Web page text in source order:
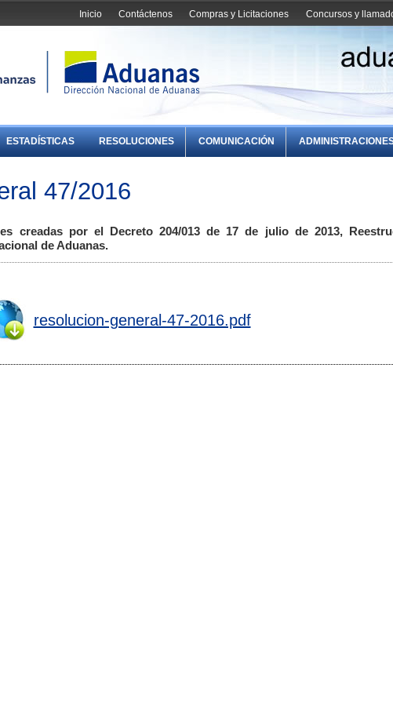
Concursos y
Compras y Licitaciones
Contáctenos
Inicio
ESTADÍSTICAS RESOLUCIONES COMUNICACIÓN
47/2016
creadas por el Decreto 204/013 de 17 de julio de 2013,
de Aduanas.
resolucion-general-47-2016.pdf